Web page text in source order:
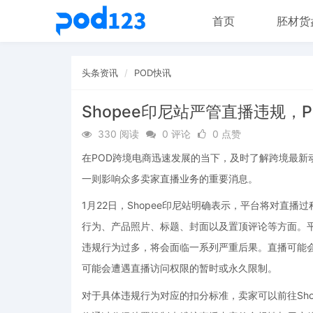
首页 胚材货
头条资讯 POD快讯
Shopee印尼站严管直播违规，
330 阅读 0 评论
0 点赞
在POD跨境电商迅速发展的当下，及时了解跨境最
一则影响众多卖家直播业务的重要消息。
1月22日，Shopee印尼站明确表示，平台将对直播
行为、产品照片、标题、封面以及置顶评论等方面
违规行为过多，将会面临一系列严重后果。直播可
可能会遭遇直播访问权限的暂时或永久限制。
对于具体违规行为对应的扣分标准，卖家可以前往